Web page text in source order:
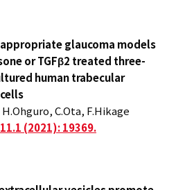
glaucoma models
or TGFβ2 treated three-
human trabecular
C.Ota, F.Hikage
11.1 (2021): 19369.